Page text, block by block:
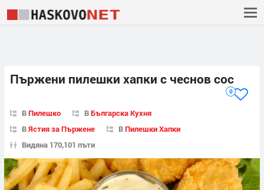
Пържени пилешки хапки с чеснов сос
0
ВПилешко ВБългарска Кухня
ВЯстия за Пържене ВПилешки Хапки
Видяна 170,101 пъти